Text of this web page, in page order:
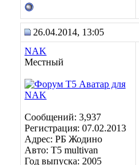
26.04.2014, 13:05
NAK
Местный
Сообщений: 3,937
Регистрация: 07.02.2013
Адрес: РБ Жодино
Авто: T5 multivan
Год выпуска: 2005